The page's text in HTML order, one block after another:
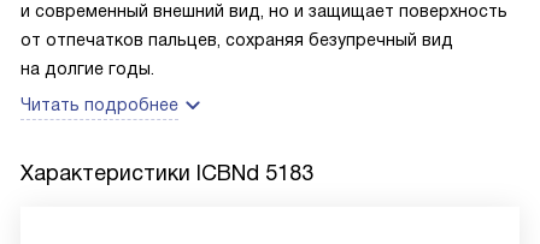
и современный внешний вид, но и защищает поверхность
от отпечатков пальцев, сохраняя безупречный вид
на долгие годы.
Читать подробнее
Характеристики ICBNd 5183